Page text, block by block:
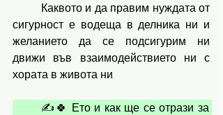
сигурност е водеща в делника ни и
желанието да се подсигурим ни
движи във взаимодействието ни с
хората в живота ни.